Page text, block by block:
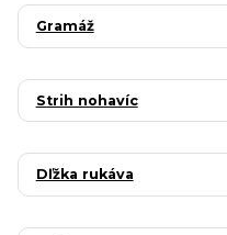
Gramáž
Strih nohavíc
Dľžka rukáva